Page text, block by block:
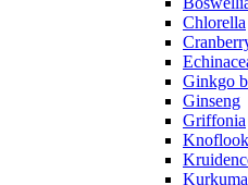
Chlorella
Ginkgo
Ginseng
Griffonia
Knoflook
Kurkuma